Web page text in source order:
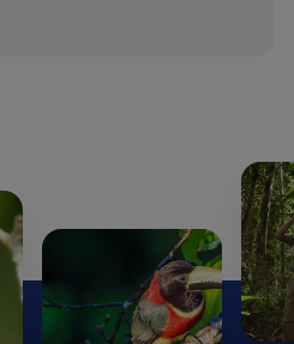
worden via een